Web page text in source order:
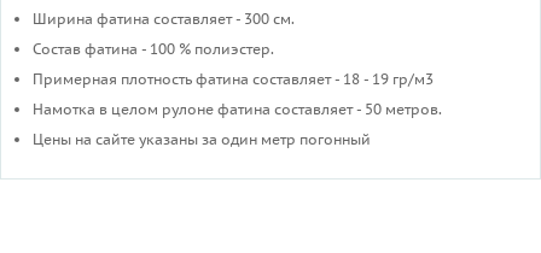
Ширина фатина составляет - 300 см.
Состав фатина - 100 % полиэстер.
Примерная плотность фатина составляет - 18 - 19 гр/м3
​Намотка в целом рулоне фатина составляет - 50 метров.
Цены на сайте указаны за один метр погонный